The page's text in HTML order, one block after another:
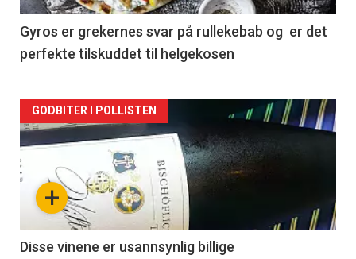
2
Gyros er grekernes svar på rullekebab og er det
perfekte tilskuddet til helgekosen
Forsiden
akkurat
nå
3
+
GODBITER I POLLISTEN
Disse vinene er usannsynlig billige